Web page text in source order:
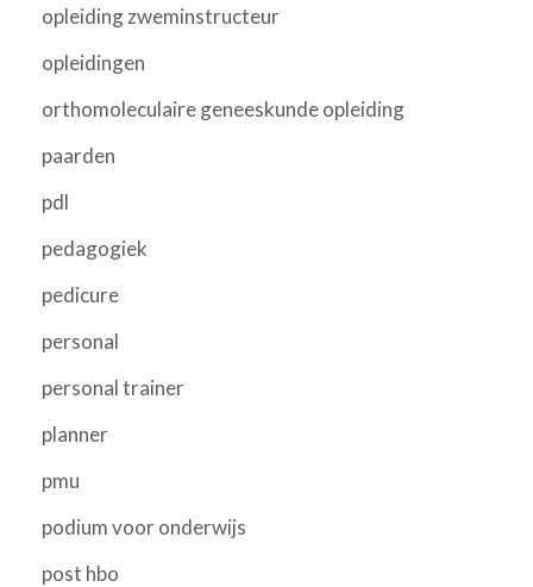
opleiding zweminstructeur
opleidingen
orthomoleculaire geneeskunde opleiding
paarden
pdl
pedagogiek
pedicure
personal
personal trainer
planner
pmu
podium voor onderwijs
post hbo